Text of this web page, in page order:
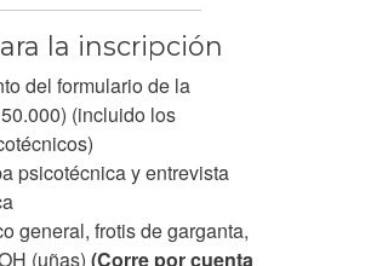
la inscripción
del formulario de la
(incluido los
psicotécnica y entrevista
general, frotis de garganta,
(uñas) (Corre por cuenta